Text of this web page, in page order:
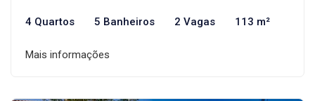
4 Quartos 5 Banheiros 2 Vagas 113 m²
Mais informações